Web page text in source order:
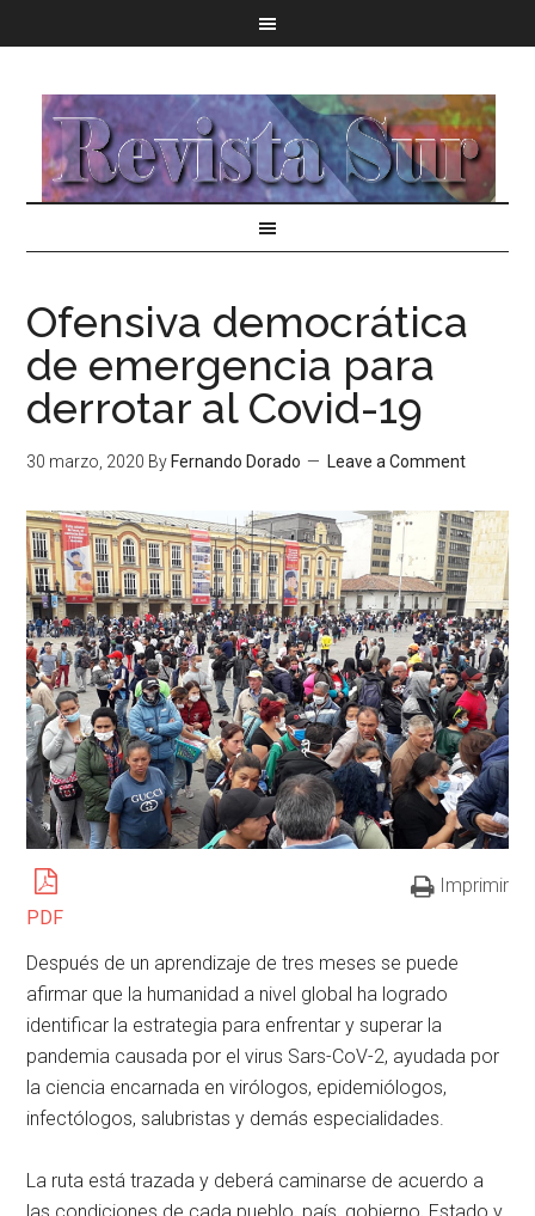
Ofensiva democrática
de emergencia para
derrotar al Covid-19
30 marzo, 2020 By Fernando Dorado Leave a Comment
PDF
Imprimir
Después de un aprendizaje de tres meses se puede
afirmar que la humanidad a nivel global ha logrado
identificar la estrategia para enfrentar y superar la
pandemia causada por el virus Sars-CoV-2, ayudada por
la ciencia encarnada en virólogos, epidemiólogos,
infectólogos, salubristas y demás especialidades.
La ruta está trazada y deberá caminarse de acuerdo a